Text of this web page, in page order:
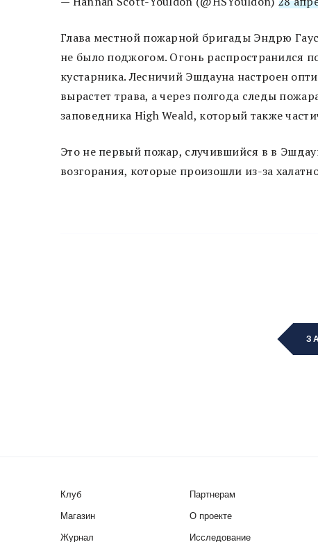
Глава местной пожарной бригады Эндрю
не было поджогом. Огонь распространился
кустарника. Лесничий Эшдауна настроен
вырастет трава, а через полгода следы
заповедника High Weald, который также
Это не первый пожар, случившийся в в
возгорания, которые произошли из-за
Клуб
Магазин
Журнал
Партнерам
О проекте
Исследование